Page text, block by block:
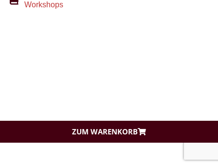
ZUM WARENKORB
Workshops